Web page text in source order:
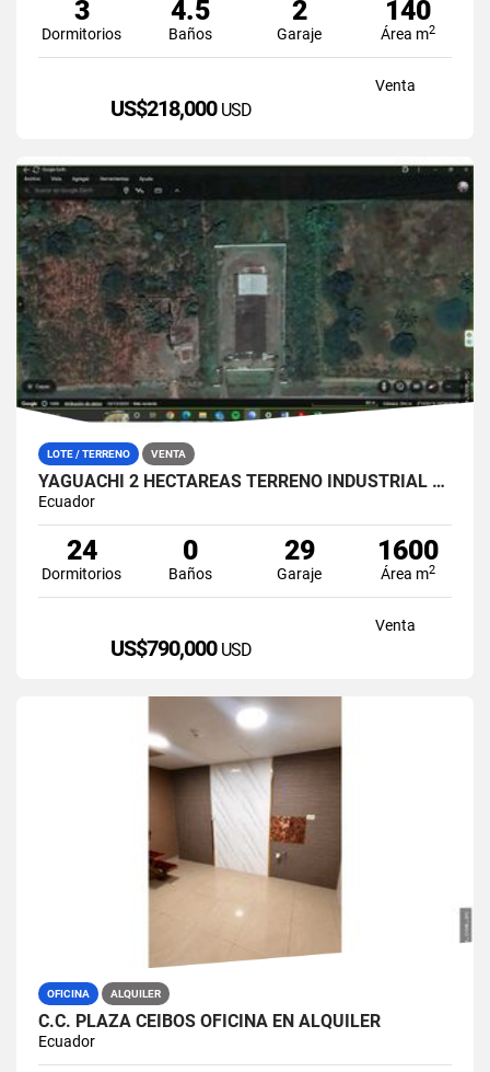
3
Dormitorios
4.5
Baños
2
Garaje
140
Área m2
Venta
US$218,000 USD
LOTE / TERRENO VENTA
YAGUACHI 2 HECTÁREAS TERRENO INDUSTRIAL EN VENTA | VIA MILAGRO KM 26
Ecuador
24
Dormitorios
0
Baños
29
Garaje
1600
Área m2
Venta
US$790,000 USD
OFICINA ALQUILER
C.C. PLAZA CEIBOS OFICINA EN ALQUILER
Ecuador